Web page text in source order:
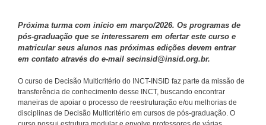
Próxima turma com início em março/2026. Os programas de
pós-graduação que se interessarem em ofertar este curso e
matricular seus alunos nas próximas edições devem entrar
em contato através do e-mail secinsid@insid.org.br.
O curso de Decisão Multicritério do INCT-INSID faz parte da missão de
transferência de conhecimento desse INCT, buscando encontrar
maneiras de apoiar o processo de reestruturação e/ou melhorias de
disciplinas de Decisão Multicritério em cursos de pós-graduação. O